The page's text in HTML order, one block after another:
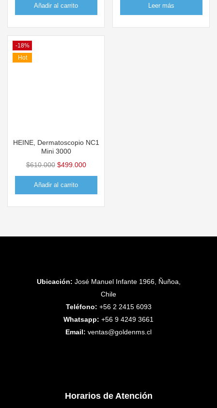
Añadir al carrito Leer más
-18%
Hot
HEINE, Dermatoscopio NC1
Mini 3000
$610.000 $499.000
Añadir al carrito
Ubicación: José Manuel Infante 1966, Ñuñoa,
Chile
Teléfono: +56 2 2415 6093
Whatsapp: +56 9 4249 3661
Email: ventas@goldenms.cl
Horarios de Atención